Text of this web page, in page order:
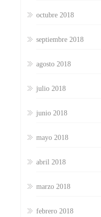
octubre 2018
septiembre 2018
agosto 2018
julio 2018
junio 2018
mayo 2018
abril 2018
marzo 2018
febrero 2018